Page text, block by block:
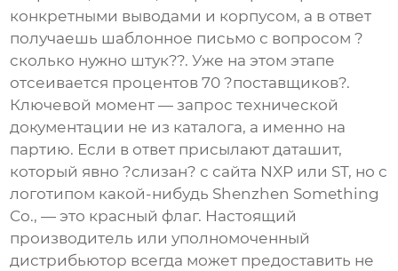
конкретными выводами и корпусом, а в ответ
получаешь шаблонное письмо с вопросом ?
сколько нужно штук??. Уже на этом этапе
отсеивается процентов 70 ?поставщиков?.
Ключевой момент — запрос технической
документации не из каталога, а именно на
партию. Если в ответ присылают даташит,
который явно ?слизан? с сайта NXP или ST, но с
логотипом какой-нибудь Shenzhen Something
Co., — это красный флаг. Настоящий
производитель или уполномоченный
дистрибьютор всегда может предоставить не